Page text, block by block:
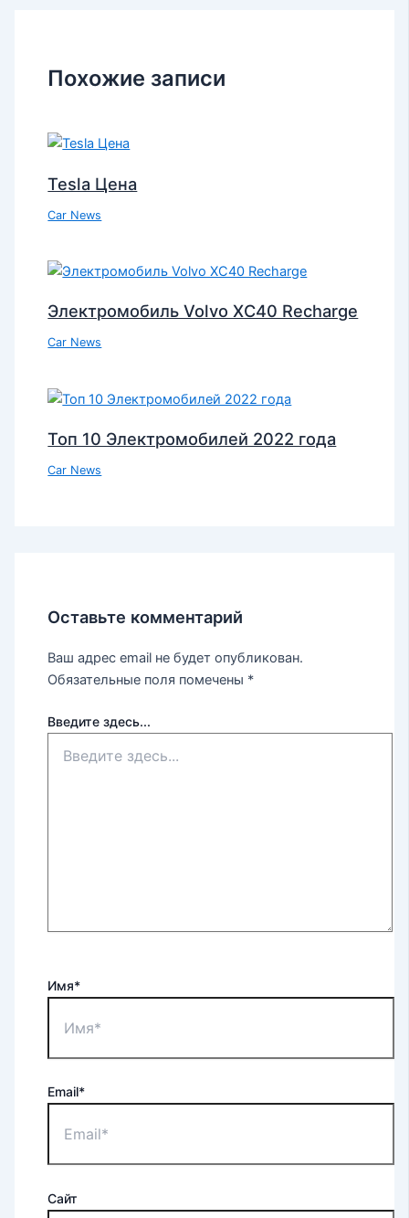
Похожие записи
Tesla Цена
Car News
Электромобиль Volvo XC40 Recharge
Car News
Топ 10 Электромобилей 2022 года
Car News
Оставьте комментарий
Ваш адрес email не будет опубликован.
Обязательные поля помечены *
Введите здесь...
Имя*
Email*
Сайт